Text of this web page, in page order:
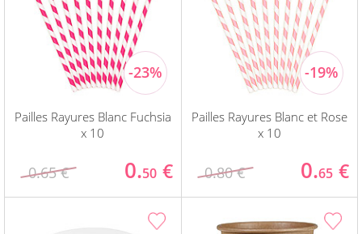
Pailles Rayures Blanc Fuchsia
x 10
0.65 € 0.50 €
Pailles Rayures Blanc et Rose
x 10
0.80 € 0.65 €